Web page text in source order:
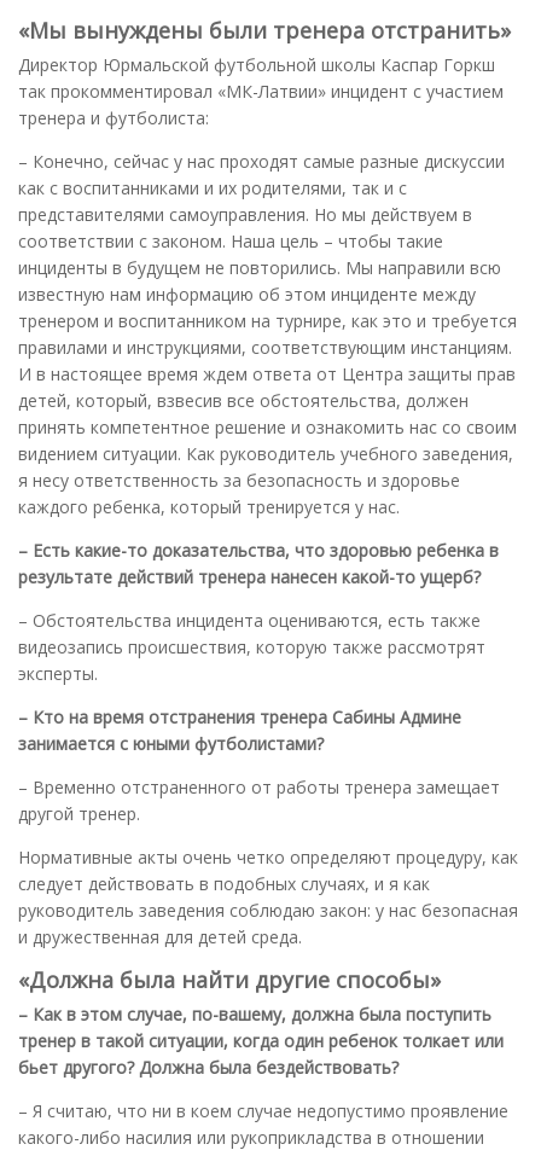
«Мы вынуждены были тренера отстранить»
Директор Юрмальской футбольной школы Каспар Горкш
так прокомментировал «МК-Латвии» инцидент с участием
тренера и футболиста:
– Конечно, сейчас у нас проходят самые разные дискуссии
как с воспитанниками и их родителями, так и с
представителями самоуправления. Но мы действуем в
соответствии с законом. Наша цель – чтобы такие
инциденты в будущем не повторились. Мы направили всю
известную нам информацию об этом инциденте между
тренером и воспитанником на турнире, как это и требуется
правилами и инструкциями, соответствующим инстанциям.
И в настоящее время ждем ответа от Центра защиты прав
детей, который, взвесив все обстоятельства, должен
принять компетентное решение и ознакомить нас со своим
видением ситуации. Как руководитель учебного заведения,
я несу ответственность за безопасность и здоровье
каждого ребенка, который тренируется у нас.
– Есть какие-то доказательства, что здоровью ребенка в
результате действий тренера нанесен какой-то ущерб?
– Обстоятельства инцидента оцениваются, есть также
видеозапись происшествия, которую также рассмотрят
эксперты.
– Кто на время отстранения тренера Сабины Админе
занимается с юными футболистами?
– Временно отстраненного от работы тренера замещает
другой тренер.
Нормативные акты очень четко определяют процедуру, как
следует действовать в подобных случаях, и я как
руководитель заведения соблюдаю закон: у нас безопасная
и дружественная для детей среда.
«Должна была найти другие способы»
– Как в этом случае, по-вашему, должна была поступить
тренер в такой ситуации, когда один ребенок толкает или
бьет другого? Должна была бездействовать?
– Я считаю, что ни в коем случае недопустимо проявление
какого-либо насилия или рукоприкладства в отношении